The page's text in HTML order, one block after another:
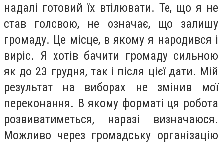
надалі готовий їх втілювати. Те, що я не
став головою, не означає, що залишу
громаду. Це місце, в якому я народився і
виріс. Я хотів бачити громаду сильною
як до 23 грудня, так і після цієї дати. Мій
результат на виборах не змінив мої
переконання. В якому форматі ця робота
розвиватиметься, наразі визначаюся.
Можливо через громадську організацію